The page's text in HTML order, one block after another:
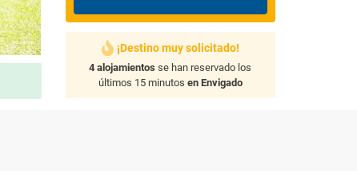
¡Destino muy solicitado!
4 alojamientos se han reservado los
últimos 15 minutos en Envigado